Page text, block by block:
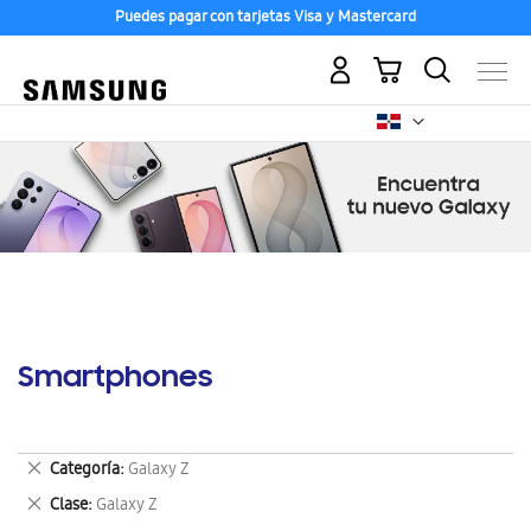
Puedes pagar con tarjetas Visa y Mastercard
Mi carrito
Smartphones
Categoría Galaxy Z
Eliminar
este
artículo
Clase Galaxy Z
Eliminar